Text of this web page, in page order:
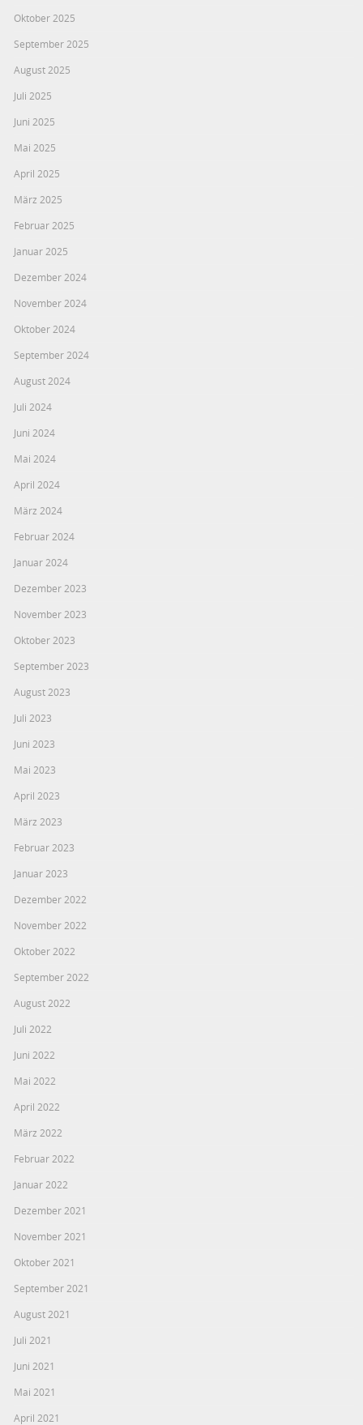
Oktober 2025
September 2025
August 2025
Juli 2025
Juni 2025
Mai 2025
April 2025
März 2025
Februar 2025
Januar 2025
Dezember 2024
November 2024
Oktober 2024
September 2024
August 2024
Juli 2024
Juni 2024
Mai 2024
April 2024
März 2024
Februar 2024
Januar 2024
Dezember 2023
November 2023
Oktober 2023
September 2023
August 2023
Juli 2023
Juni 2023
Mai 2023
April 2023
März 2023
Februar 2023
Januar 2023
Dezember 2022
November 2022
Oktober 2022
September 2022
August 2022
Juli 2022
Juni 2022
Mai 2022
April 2022
März 2022
Februar 2022
Januar 2022
Dezember 2021
November 2021
Oktober 2021
September 2021
August 2021
Juli 2021
Juni 2021
Mai 2021
April 2021